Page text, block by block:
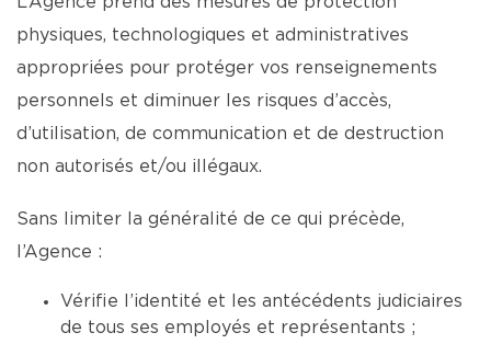
physiques, technologiques et administratives
appropriées pour protéger vos renseignements
personnels et diminuer les risques d’accès,
d’utilisation, de communication et de destruction
non autorisés et/ou illégaux.
Sans limiter la généralité de ce qui précède,
l’Agence :
Vérifie l’identité et les antécédents judiciaires
de tous ses employés et représentants ;